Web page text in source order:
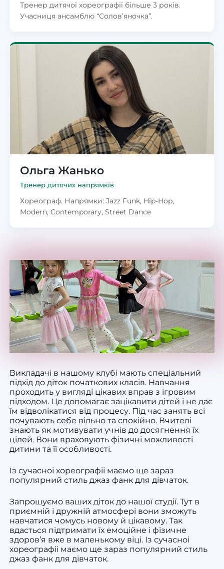
Тренер дитячої хореографії більше 3 років.
Учасниця ансамблю “Солов’яночка”.
Ольга Жанько
Тренер дитячих напрямків
Хореограф. Напрямки: Jazz Funk, Hip-Hop,
Modern, Contemporary, Street Dance
Викладачі в нашому клубі мають спеціальний
підхід до діток початкових класів. Навчання
проходить у вигляді цікавих вправ з ігровим
підходом. Це допомагає зацікавити дітей і не дає
їм відволікатися від процесу. Під час занять всі
почувають себе вільно та спокійно. Вчителі
знають як мотивувати учнів до досягнення їх
цілей. Вони враховують фізичні можливості
дитини та її особливості.
Із сучасноі хореографіі маємо ще зараз
популярний стиль джаз фанк для дівчаток.
Запрошуємо ваших діток до нашої студії. Тут в
приємній і дружній атмосфері вони зможуть
навчатися чомусь новому й цікавому. Так
вдасться підтримати їх емоційне і фізичне
здоров’я вже в маленькому віці. Із сучасноі
хореографіі маємо ще зараз популярний стиль
джаз фанк для дівчаток.